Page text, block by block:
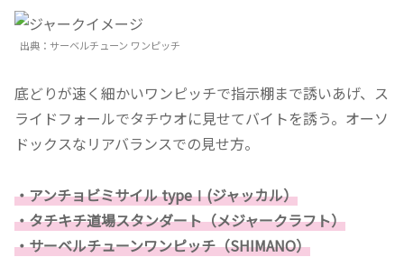
出典：サーベルチューン ワンピッチ
底どりが速く細かいワンピッチで指示棚まで誘いあげ、ス
ライドフォールでタチウオに見せてバイトを誘う。オーソ
ドックスなリアバランスでの見せ方。
・アンチョビミサイル typeⅠ(ジャッカル）
・タチキチ道場スタンダート（メジャークラフト）
・サーベルチューンワンピッチ（SHIMANO）